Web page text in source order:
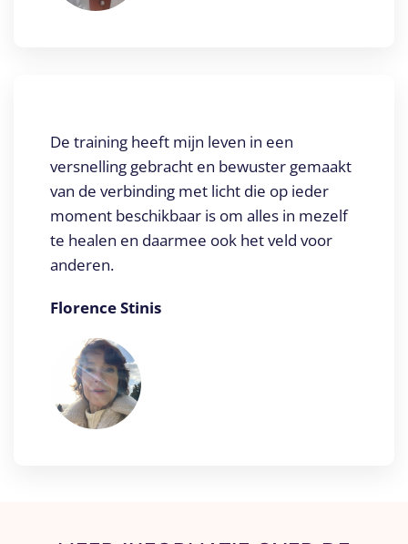
De training heeft mijn leven in een
versnelling gebracht en bewuster gemaakt
van de verbinding met licht die op ieder
moment beschikbaar is om alles in mezelf
te healen en daarmee ook het veld voor
anderen.
Florence Stinis